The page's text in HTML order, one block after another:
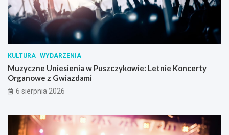
KULTURA WYDARZENIA
Muzyczne Uniesienia w Puszczykowie: Letnie Koncerty
Organowe z Gwiazdami
6 sierpnia 2026